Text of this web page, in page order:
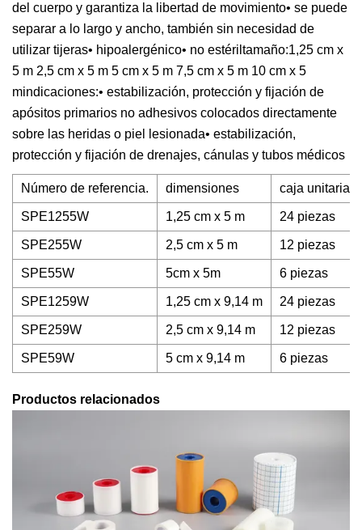
del cuerpo y garantiza la libertad de movimiento• se puede
separar a lo largo y ancho, también sin necesidad de
utilizar tijeras• hipoalergénico• no estériltamaño:1,25 cm x
5 m 2,5 cm x 5 m 5 cm x 5 m 7,5 cm x 5 m 10 cm x 5
mindicaciones:• estabilización, protección y fijación de
apósitos primarios no adhesivos colocados directamente
sobre las heridas o piel lesionada• estabilización,
protección y fijación de drenajes, cánulas y tubos médicos
Número de referencia. dimensiones caja unitaria
SPE1255W 1,25 cm x 5 m 24 piezas
SPE255W 2,5 cm x 5 m 12 piezas
SPE55W 5cm x 5m 6 piezas
SPE1259W 1,25 cm x 9,14 m 24 piezas
SPE259W 2,5 cm x 9,14 m 12 piezas
SPE59W 5 cm x 9,14 m 6 piezas
Productos relacionados